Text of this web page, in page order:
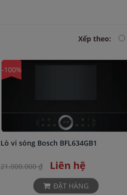
Xếp theo:
-100%
Lò vi sóng Bosch BFL634GB1
21.000.000 ₫ Liên hệ
ĐẶT HÀNG